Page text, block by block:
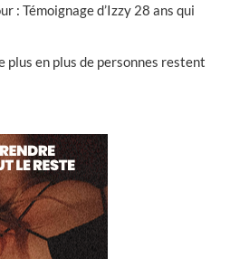
: Témoignage d’Izzy 28 ans qui
plus en plus de personnes restent